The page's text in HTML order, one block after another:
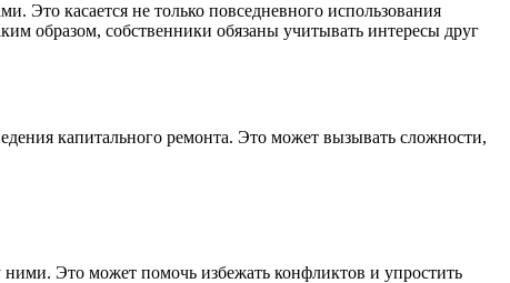
Это касается не только повседневного использования
образом, собственники обязаны учитывать интересы друг
капитального ремонта. Это может вызывать сложности,
ними. Это может помочь избежать конфликтов и упростить